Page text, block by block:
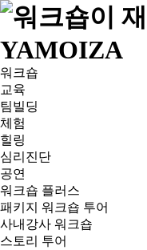
워크숍
교육
팀빌딩
체험
힐링
심리진단
공연
워크숍 플러스
패키지 워크숍 투어
사내강사 워크숍
스토리 투어